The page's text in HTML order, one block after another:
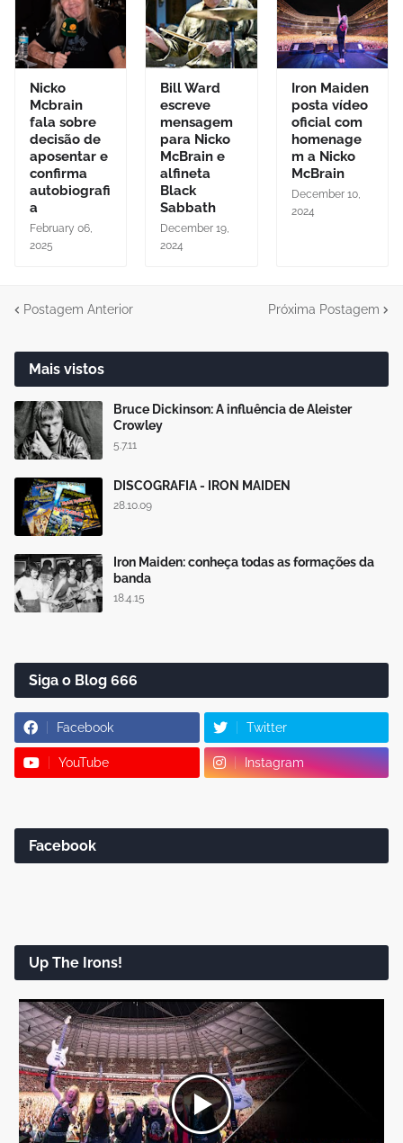
Nicko
Mcbrain
fala sobre
decisão de
aposentar e
confirma
autobiografi
a
February 06,
2025
Bill Ward
escreve
mensagem
para Nicko
McBrain e
alfineta
Black
Sabbath
December 19,
2024
Iron Maiden
posta vídeo
oficial com
homenage
m a Nicko
McBrain
December 10,
2024
Postagem Anterior Próxima Postagem
Mais vistos
Bruce Dickinson: A influência de Aleister
Crowley
5.7.11
DISCOGRAFIA - IRON MAIDEN
28.10.09
Iron Maiden: conheça todas as formações da
banda
18.4.15
Siga o Blog 666
Facebook Twitter
YouTube Instagram
Facebook
Up The Irons!